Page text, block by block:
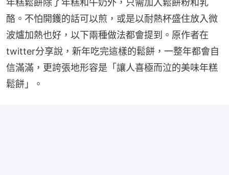
酪。不怕開鑊的話可以煎，或是以耐熱杯盛住放入微
波爐加熱也好，以下兩種做法都會提到。原作者在
twitter分享說，新年吃完這樣的鬆餅，一整年都會自
信滿滿，更誇張地形容是「讓人喜極而泣的美味年糕
鬆餅」。